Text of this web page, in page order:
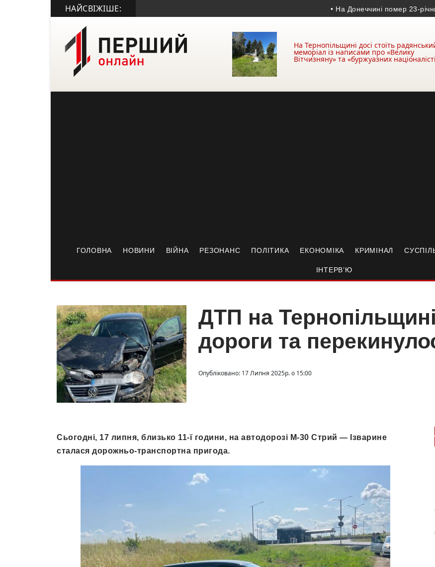
НАЙСВІЖІШЕ: • На Донеччині помер 23-річний
На Тернопільщині досі стоїть
меморіал із написами про «Велику
Вітчизняну» та «буржуазних
ГОЛОВНА НОВИНИ ВІЙНА РЕЗОНАНС ПОЛІТИКА ЕКОНОМІКА КРИМІНАЛ
ІНТЕРВ’Ю
ДТП на
дороги та
Опубліковано: 17 Липня 2025р. о 15:00
Сьогодні, 17 липня, близько 11-ї години, на автодорозі М-30 Стрий — Ізварине
сталася дорожньо-транспортна пригода.